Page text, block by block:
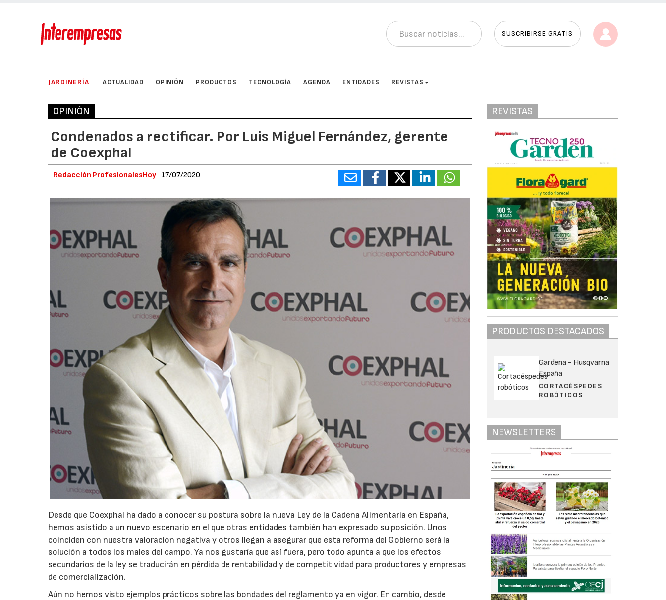
SUSCRIBIRSE GRATIS
JARDINERÍA ACTUALIDAD OPINIÓN PRODUCTOS TECNOLOGÍA AGENDA ENTIDADES REVISTAS
OPINIÓN
Condenados a rectificar. Por Luis Miguel Fernández, gerente
de Coexphal
Redacción ProfesionalesHoy 17/07/2020
Desde que Coexphal ha dado a conocer su postura sobre la nueva Ley de la Cadena Alimentaria en España,
hemos asistido a un nuevo escenario en el que otras entidades también han expresado su posición. Unos
coinciden con nuestra valoración negativa y otros llegan a asegurar que esta reforma del Gobierno será la
solución a todos los males del campo. Ya nos gustaría que así fuera, pero todo apunta a que los efectos
secundarios de la ley se traducirán en pérdida de rentabilidad y de competitividad para productores y empresas
de comercialización.
Aún no hemos visto ejemplos prácticos sobre las bondades del reglamento ya en vigor. En cambio, desde
REVISTAS
PRODUCTOS DESTACADOS
Gardena - Husqvarna
España
CORTACÉSPEDES
ROBÓTICOS
NEWSLETTERS